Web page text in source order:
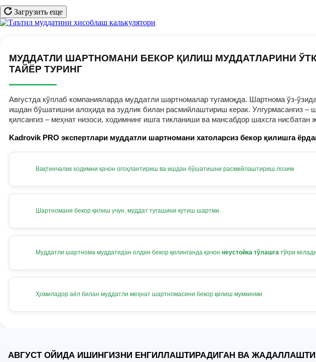
Загрузить еще
МУДДАТЛИ ШАРТНОМАНИ БЕКОР ҚИЛИШ МУДДАТЛАРИНИ
ТАЙЁР ТУРИНГ
Августда кўплаб компанияларда муддатли шартномалар тугамоқда. Шартнома ўз-
ишдан бўшатишни алоҳида ва зудлик билан расмийлаштириш керак. Улгурмасангиз –
қилсангиз – меҳнат низоси, ходимнинг ишга тикланиши ва мансабдор шахсга нисбатан
Kadrovik PRO экспертлари муддатли шартномани хатоларсиз бекор қилишга
Вақтинчалик ходимни қачон огоҳлантириш ва ишдан бўшатишни расмийлаштириш лозим
Шартномани бекор қилиш учун, муддат тугашини кутиш шартми
Муддатли шартнома муддатидан олдин бекор қилинганда қачон неустойка тўлашга тўғри келади
Ҳомиладор аёл билан муддатли меҳнат шартномасини бекор қилиш мумкинми
АВГУСТ ОЙИДА ИШИНГИЗНИ ЕНГИЛЛАШТИРАДИГАН ВА